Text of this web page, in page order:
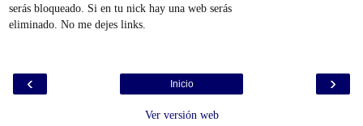
serás bloqueado. Si en tu nick hay una web serás
eliminado. No me dejes links.
‹ ›
Inicio
Ver versión web